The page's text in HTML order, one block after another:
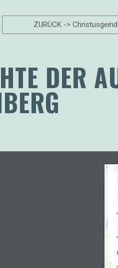
ZURÜCK ->
DER